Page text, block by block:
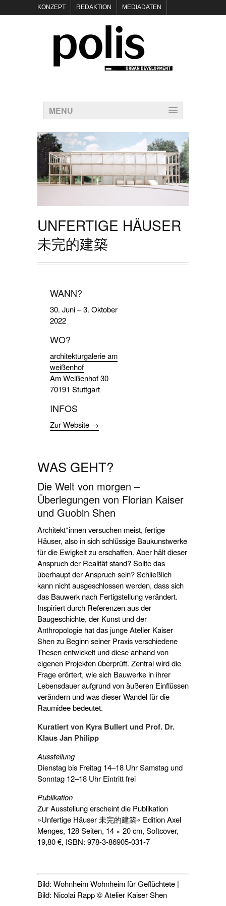
KONZEPT REDAKTION MEDIADATEN
POLIS KEYNOTES
KONTAKT DATENSCHUTZ IMPRESSUM
MENU
UNFERTIGE HÄUSER
未完的建築
WANN?
30. Juni–3. Oktober
2022
WO?
architekturgalerie am
weißenhof
Am Weißenhof 30
70191 Stuttgart
INFOS
Zur Website →
WAS GEHT?
Die Welt von morgen –
Überlegungen von Florian Kaiser
und Guobin Shen
Architekt*innen versuchen meist, fertige
Häuser, also in sich schlüssige Baukunstwerke
für die Ewigkeit zu erschaffen. Aber hält dieser
Anspruch der Realität stand? Sollte das
überhaupt der Anspruch sein? Schließlich
kann nicht ausgeschlossen werden, dass sich
das Bauwerk nach Fertigstellung verändert.
Inspiriert durch Referenzen aus der
Baugeschichte, der Kunst und der
Anthropologie hat das junge Atelier Kaiser
Shen zu Beginn seiner Praxis verschiedene
Thesen entwickelt und diese anhand von
eigenen Projekten überprüft. Zentral wird die
Frage erörtert, wie sich Bauwerke in ihrer
Lebensdauer aufgrund von äußeren Einflüssen
verändern und was dieser Wandel für die
Raumidee bedeutet.
Kuratiert von Kyra Bullert und Prof. Dr.
Klaus Jan Philipp
Ausstellung
Dienstag bis Freitag 14–18 Uhr Samstag und
Sonntag 12–18 Uhr Eintritt frei
Publikation
Zur Ausstellung erscheint die Publikation
»Unfertige Häuser 未完的建築« Edition Axel
Menges, 128 Seiten, 14 × 20 cm, Softcover,
19,80 €, ISBN: 978-3-86905-031-7
Bild: Wohnheim Wohnheim für Geflüchtete |
Bild: Nicolai Rapp © Atelier Kaiser Shen